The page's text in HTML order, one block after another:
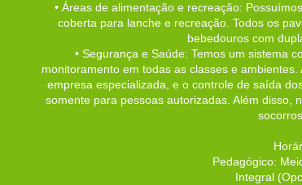
• Áreas de alimentação e recreação:
coberta para lanche e recreação. Todos os
bebedouros com
• Segurança e Saúde: Temos um sistema
monitoramento em todas as classes e
empresa especializada, e o controle de saída
somente para pessoas autorizadas. Além disso,
Pedagógico:
Integral